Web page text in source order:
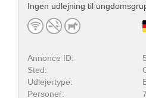
Ingen udlejning til
Annonce ID:
Sted:
Udlejertype:
Personer: